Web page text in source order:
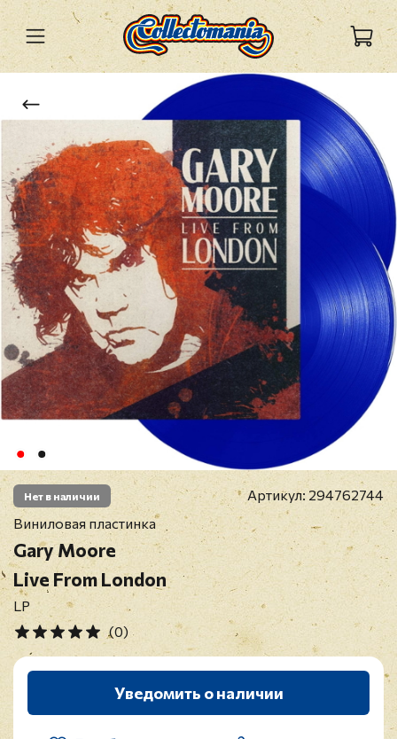
Нет в наличии Артикул: 294762744
Виниловая пластинка
Gary Moore
Live From London
LP
(0)
Уведомить о наличии